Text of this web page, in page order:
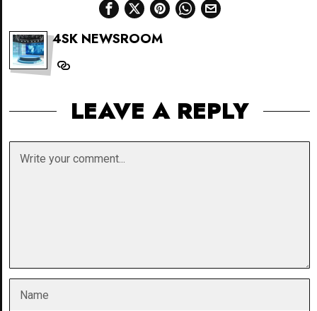
4SK NEWSROOM
LEAVE A REPLY